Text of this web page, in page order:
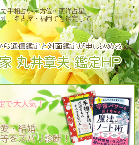
手相占い・方位・西洋占星
。名古屋・福岡でも鑑定して